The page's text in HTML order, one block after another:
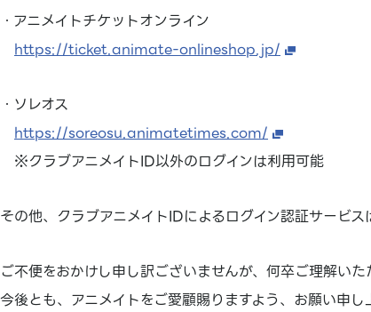
・アニメイトチケットオンライン
https://ticket.animate-onlineshop.jp/
・ソレオス
https://soreosu.animatetimes.com/
※クラブアニメイトID以外のログインは利用可能
その他、クラブアニメイトIDによるログイン認証サービス
ご不便をおかけし申し訳ございませんが、何卒ご理解いた
今後とも、アニメイトをご愛顧賜りますよう、お願い申し